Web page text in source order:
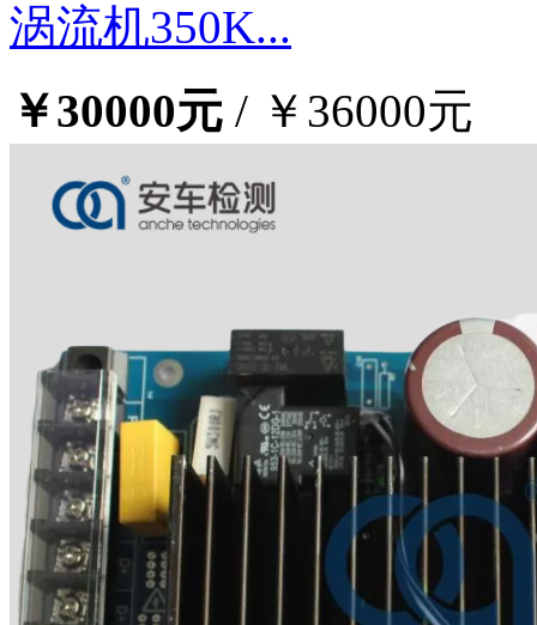
涡流机350K...
￥30000元 / ￥36000元